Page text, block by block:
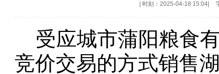
时刻：2025-04-18 15:04
受应城市蒲阳粮食
竞价交易的方式销售